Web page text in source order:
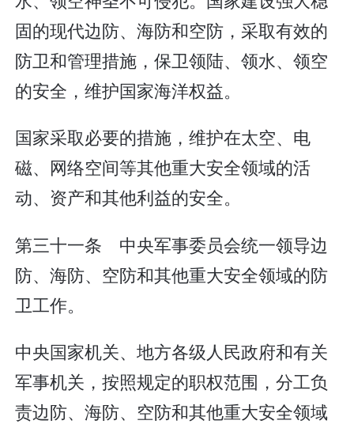
固的现代边防、海防和空防，采取有效的
防卫和管理措施，保卫领陆、领水、领空
的安全，维护国家海洋权益。
国家采取必要的措施，维护在太空、电
磁、网络空间等其他重大安全领域的活
动、资产和其他利益的安全。
第三十一条 中央军事委员会统一领导边
防、海防、空防和其他重大安全领域的防
卫工作。
中央国家机关、地方各级人民政府和有关
军事机关，按照规定的职权范围，分工负
责边防、海防、空防和其他重大安全领域